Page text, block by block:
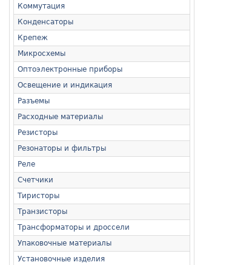
Коммутация
Конденсаторы
Крепеж
Микросхемы
Оптоэлектронные приборы
Освещение и индикация
Разъемы
Расходные материалы
Резисторы
Резонаторы и фильтры
Реле
Счетчики
Тиристоры
Транзисторы
Трансформаторы и дроссели
Упаковочные материалы
Установочные изделия